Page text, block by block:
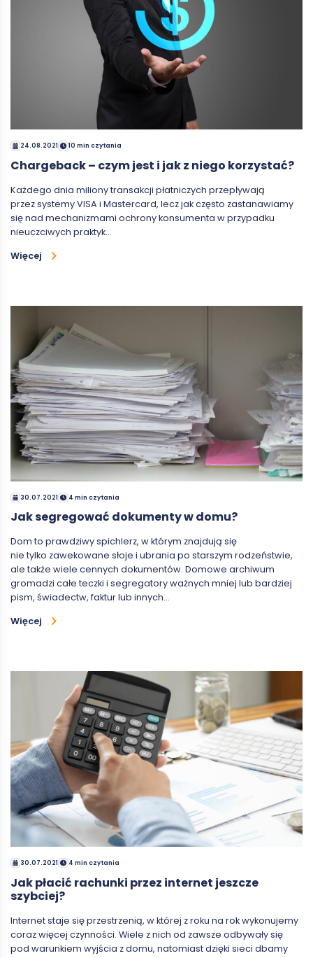
24.08.2021 10 min czytania
Chargeback – czym jest i jak z niego korzystać?
Każdego dnia miliony transakcji płatniczych przepływają
przez systemy VISA i Mastercard, lecz jak często zastanawiamy
się nad mechanizmami ochrony konsumenta w przypadku
nieuczciwych praktyk…
Więcej
30.07.2021 4 min czytania
Jak segregować dokumenty w domu?
Dom to prawdziwy spichlerz, w którym znajdują się
nie tylko zawekowane słoje i ubrania po starszym rodzeństwie,
ale także wiele cennych dokumentów. Domowe archiwum
gromadzi całe teczki i segregatory ważnych mniej lub bardziej
pism, świadectw, faktur lub innych…
Więcej
30.07.2021 4 min czytania
Jak płacić rachunki przez internet jeszcze
szybciej?
Internet staje się przestrzenią, w której z roku na rok wykonujemy
coraz więcej czynności. Wiele z nich od zawsze odbywały się
pod warunkiem wyjścia z domu, natomiast dzięki sieci dbamy